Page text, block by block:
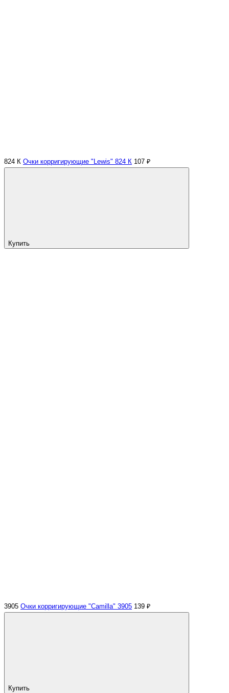
824 К Очки корригирующие "Lewis" 824 К 107 ₽
Купить
3905 Очки корригирующие "Camilla" 3905 139 ₽
Купить